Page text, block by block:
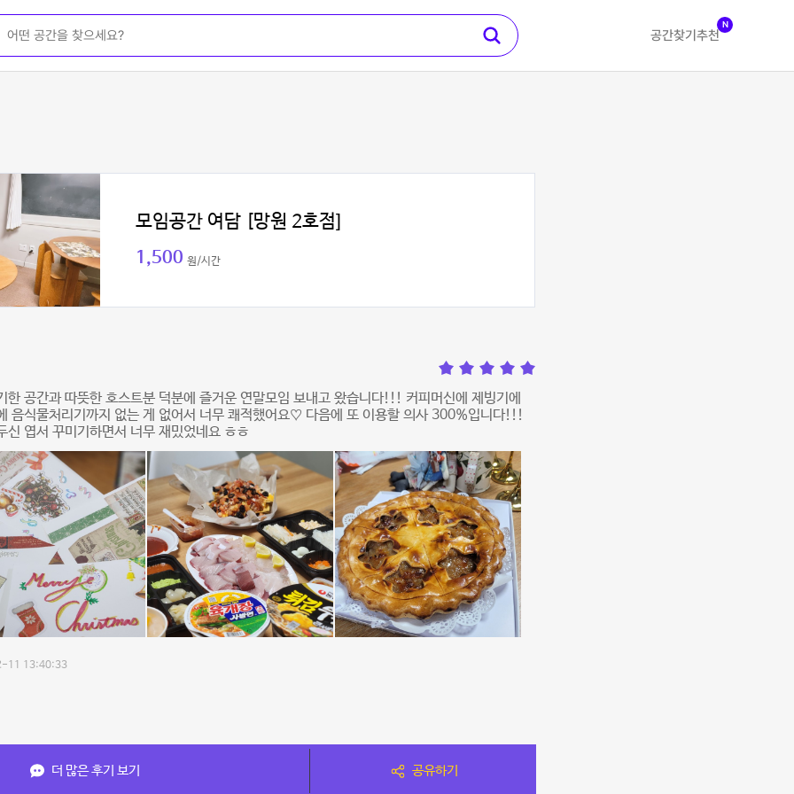
공간찾기 추천
N
모임공간 여담 [망원 2호점]
1,500 원/시간
한 공간과 따뜻한 호스트분 덕분에 즐거운 연말모임 보내고 왔습니다!!! 커피머신에 제빙기에
음식물처리기까지 없는 게 없어서 너무 쾌적했어요♡ 다음에 또 이용할 의사 300%입니다!!!
신 엽서 꾸미기하면서 너무 재밌었네요 ㅎㅎ
11 13:40:33
더 많은 후기 보기 공유하기